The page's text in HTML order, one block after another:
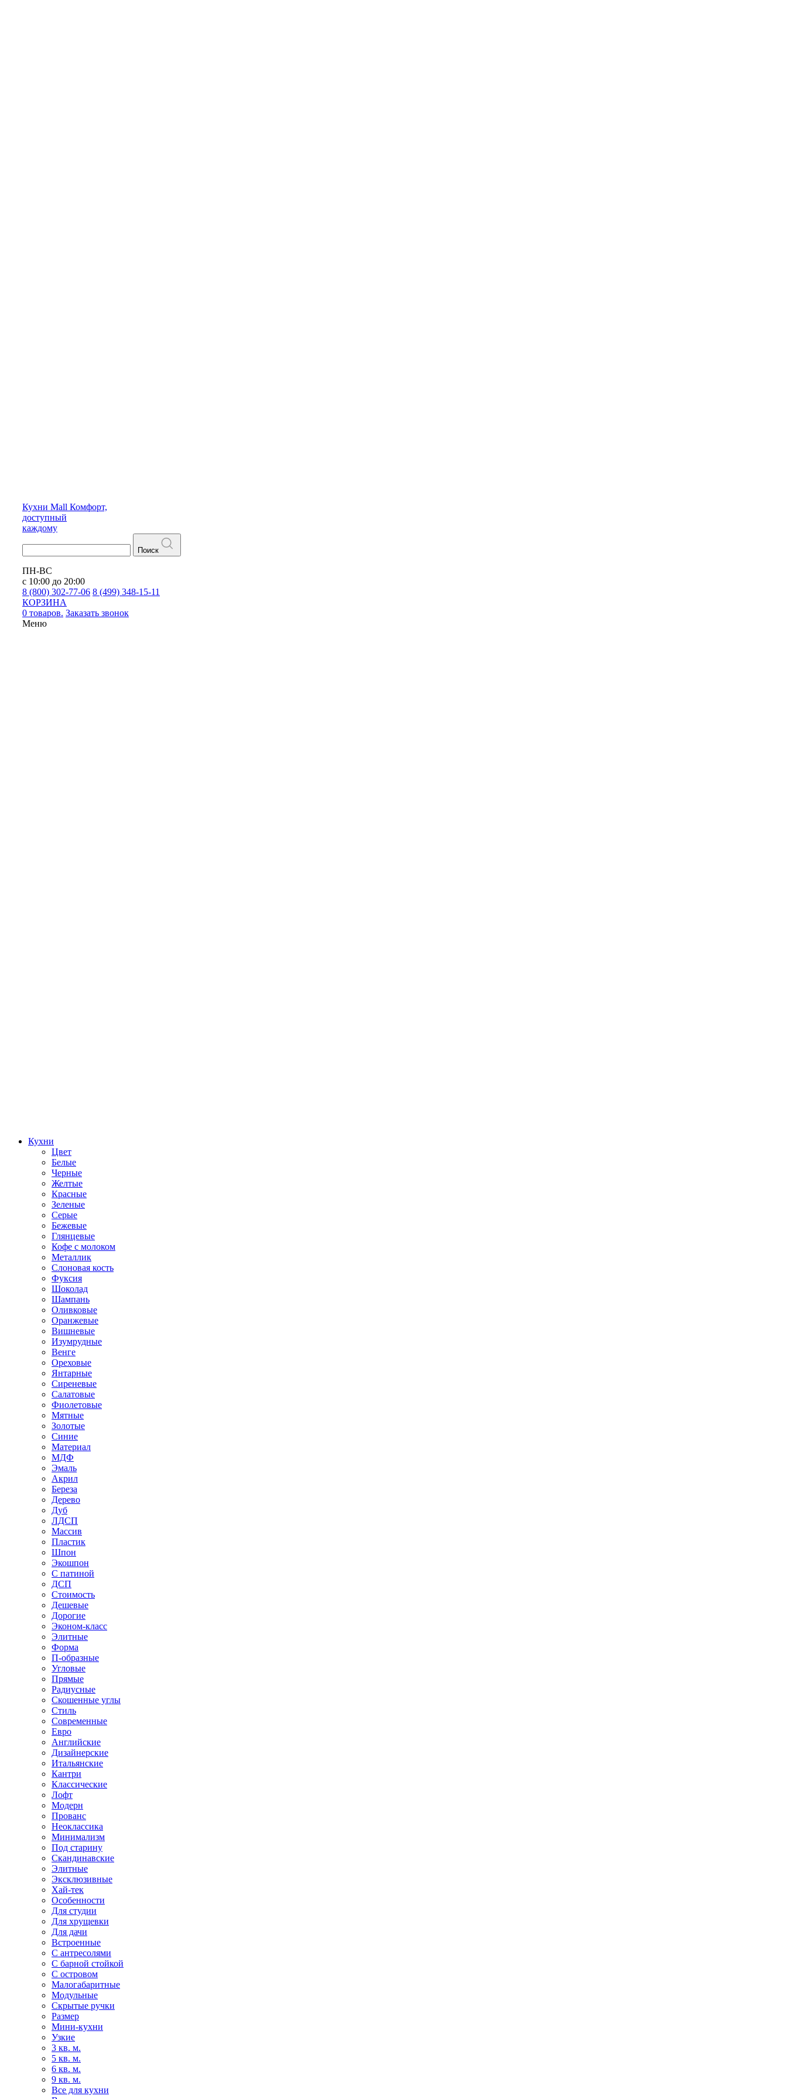
Кухни Mall Комфорт,
доступный
каждому
Поиск
ПН-ВС
с 10:00 до 20:00
8 (800) 302-77-06 8 (499) 348-15-11
КОРЗИНА
0 товаров. Заказать звонок
Меню
Кухни
Цвет
Белые
Черные
Желтые
Красные
Зеленые
Серые
Бежевые
Глянцевые
Кофе с молоком
Металлик
Слоновая кость
Фуксия
Шоколад
Шампань
Оливковые
Оранжевые
Вишневые
Изумрудные
Венге
Ореховые
Янтарные
Сиреневые
Салатовые
Фиолетовые
Мятные
Золотые
Синие
Материал
МДФ
Эмаль
Акрил
Береза
Дерево
Дуб
ЛДСП
Массив
Пластик
Шпон
Экошпон
С патиной
ДСП
Стоимость
Дешевые
Дорогие
Эконом-класс
Элитные
Форма
П-образные
Угловые
Прямые
Радиусные
Скошенные углы
Стиль
Современные
Евро
Английские
Дизайнерские
Итальянские
Кантри
Классические
Лофт
Модерн
Прованс
Неоклассика
Минимализм
Под старину
Скандинавские
Элитные
Эксклюзивные
Хай-тек
Особенности
Для студии
Для хрущевки
Для дачи
Встроенные
С антресолями
С барной стойкой
С островом
Малогабаритные
Модульные
Скрытые ручки
Размер
Мини-кухни
Узкие
3 кв. м.
5 кв. м.
6 кв. м.
9 кв. м.
Все для кухни